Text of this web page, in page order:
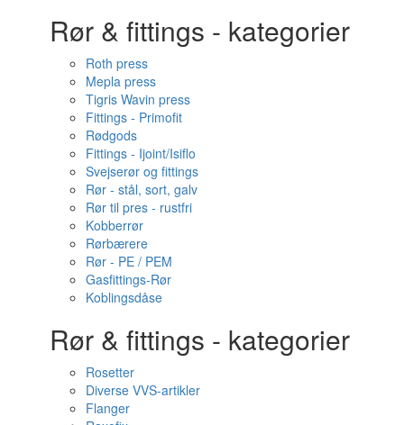
Rør & fittings - kategorier
Roth press
Mepla press
Tigris Wavin press
Fittings - Primofit
Rødgods
Fittings - Ijoint/Isiflo
Svejserør og fittings
Rør - stål, sort, galv
Rør til pres - rustfri
Kobberrør
Rørbærere
Rør - PE / PEM
Gasfittings-Rør
Koblingsdåse
Rør & fittings - kategorier
Rosetter
Diverse VVS-artikler
Flanger